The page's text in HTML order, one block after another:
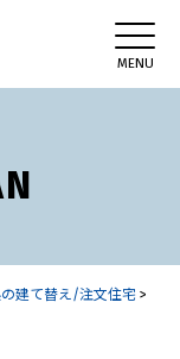
建て替え/注文住宅 >